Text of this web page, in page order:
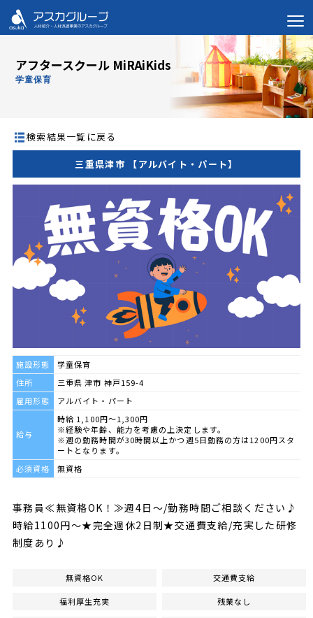
アフタースクール MiRAiKids
学童保育
検索結果一覧に戻る
三重県津市 【アルバイト・パート】
施設形態
学童保育
住所
三重県 津市 神戸159-4
雇用形態
アルバイト・パート
給与
時給 1,100円～1,300円
※経験や年齢、能力を考慮の上決定します。
※週の勤務時間が30時間以上かつ週5日勤務の方は1200円スタ
ートとなります。
必須資格
無資格
事務員≪無資格OK！≫週4日～/勤務時間ご相談ください♪
時給1100円～★完全週休2日制★交通費支給/充実した研修
制度あり♪
無資格OK 交通費支給
福利厚生充実 残業なし